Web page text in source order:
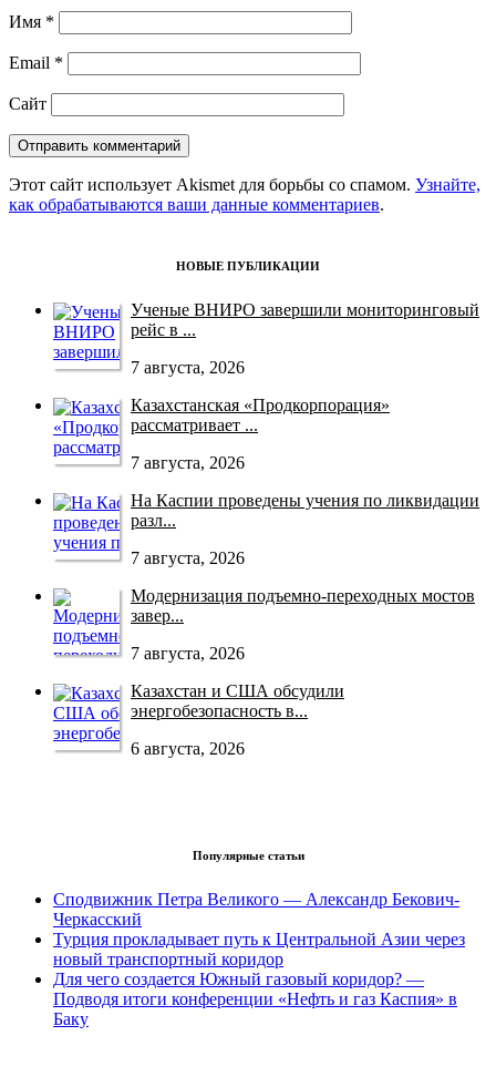
Имя *
Email *
Сайт
Этот сайт использует Akismet для борьбы со спамом. Узнайте,
как обрабатываются ваши данные комментариев.
НОВЫЕ ПУБЛИКАЦИИ
Ученые ВНИРО завершили мониторинговый
рейс в ...
7 августа, 2026
Казахстанская «Продкорпорация»
рассматривает ...
7 августа, 2026
На Каспии проведены учения по ликвидации
разл...
7 августа, 2026
Модернизация подъемно-переходных мостов
завер...
7 августа, 2026
Казахстан и США обсудили
энергобезопасность в...
6 августа, 2026
Популярные статьи
Сподвижник Петра Великого — Александр Бекович-
Черкасский
Турция прокладывает путь к Центральной Азии через
новый транспортный коридор
Для чего создается Южный газовый коридор? —
Подводя итоги конференции «Нефть и газ Каспия» в
Баку